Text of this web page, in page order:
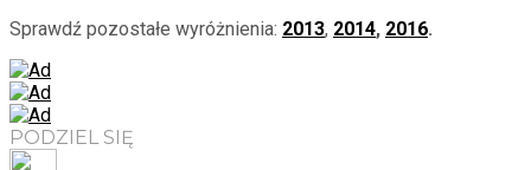
Sprawdź pozostałe wyróżnienia: 2013, 2014, 2016.
PODZIEL SIĘ